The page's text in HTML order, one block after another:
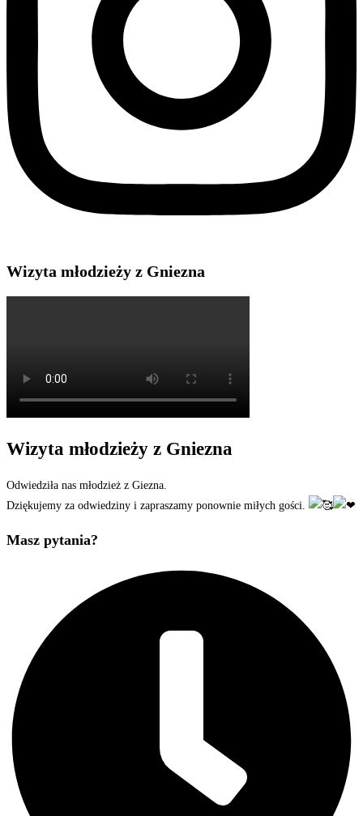
Wizyta młodzieży z Gniezna
Wizyta młodzieży z Gniezna
Odwiedziła nas młodzież z Giezna.
Dziękujemy za odwiedziny i zapraszamy ponownie miłych gości.
Masz pytania?